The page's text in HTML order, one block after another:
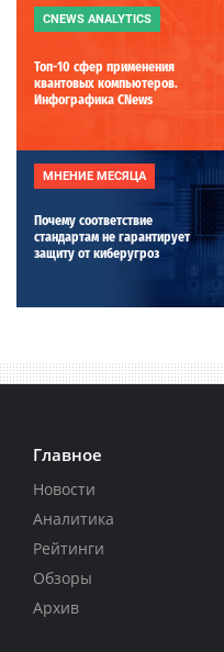
CNEWS ANALYTICS
Топ-10 сфер применения
квантовых компьютеров.
Инфографика CNews
МНЕНИЕ МЕСЯЦА
Почему соответствие
стандартам не гарантирует
защиту от киберугроз
Главное
Новости
Аналитика
Рейтинги
Обзоры
Архив